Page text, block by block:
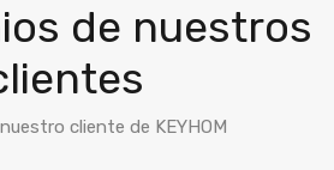
de nuestros
cliente de KEYHOM